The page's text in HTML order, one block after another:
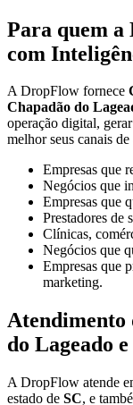
Para quem
com
A DropFlow fornece
Chapadão do
operação digital,
melhor seus canais
Empresas que
Negócios que
Empresas que
Prestadores de
Clínicas,
Negócios que
Empresas que
marketing.
Atendimento
do Lageado
A DropFlow atende
estado de SC, e